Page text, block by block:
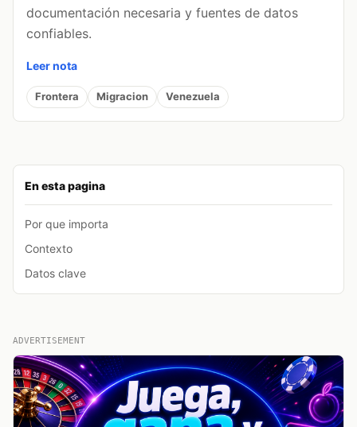
En esta pagina
Por que importa
Contexto
Datos clave
documentación necesaria y fuentes de datos
confiables.
Leer nota
Frontera Migracion Venezuela
ADVERTISEMENT